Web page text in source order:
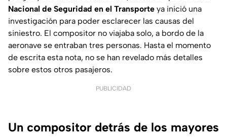
Nacional de Seguridad en el Transporte ya inició una
investigación para poder esclarecer las causas del
siniestro. El compositor no viajaba solo, a bordo de la
aeronave se entraban tres personas. Hasta el momento
de escrita esta nota, no se han revelado más detalles
sobre estos otros pasajeros.
PUBLICIDAD
Un compositor detrás de los mayores